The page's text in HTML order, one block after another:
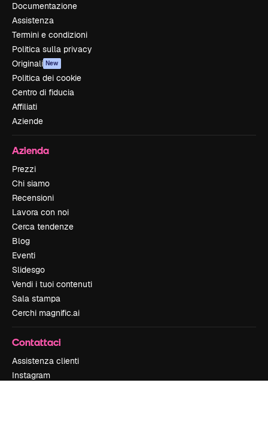
Documentazione
Assistenza
Termini e condizioni
Politica sulla privacy
Originali New
Politica dei cookie
Centro di fiducia
Affiliati
Aziende
Azienda
Prezzi
Chi siamo
Recensioni
Lavora con noi
Cerca tendenze
Blog
Eventi
Slidesgo
Vendi i tuoi contenuti
Sala stampa
Cerchi magnific.ai
Contattaci
Assistenza clienti
Instagram